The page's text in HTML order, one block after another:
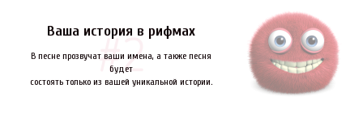
Ваша история в рифмах
В песне прозвучат ваши имена, а также песня
будет
состоять только из вашей уникальной истории.